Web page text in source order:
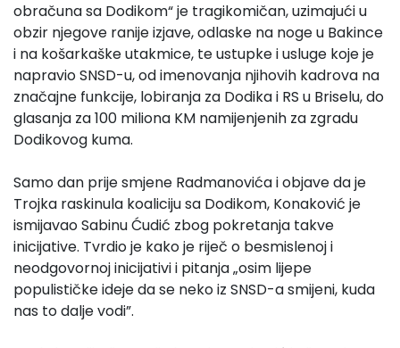
obračuna sa Dodikom“ je tragikomičan, uzimajući u
obzir njegove ranije izjave, odlaske na noge u Bakince
i na košarkaške utakmice, te ustupke i usluge koje je
napravio SNSD-u, od imenovanja njihovih kadrova na
značajne funkcije, lobiranja za Dodika i RS u Briselu, do
glasanja za 100 miliona KM namijenjenih za zgradu
Dodikovog kuma.
Samo dan prije smjene Radmanovića i objave da je
Trojka raskinula koaliciju sa Dodikom, Konaković je
ismijavao Sabinu Ćudić zbog pokretanja takve
inicijative. Tvrdio je kako je riječ o besmislenoj i
neodgovornoj inicijativi i pitanja „osim lijepe
populističke ideje da se neko iz SNSD-a smijeni, kuda
nas to dalje vodi”.